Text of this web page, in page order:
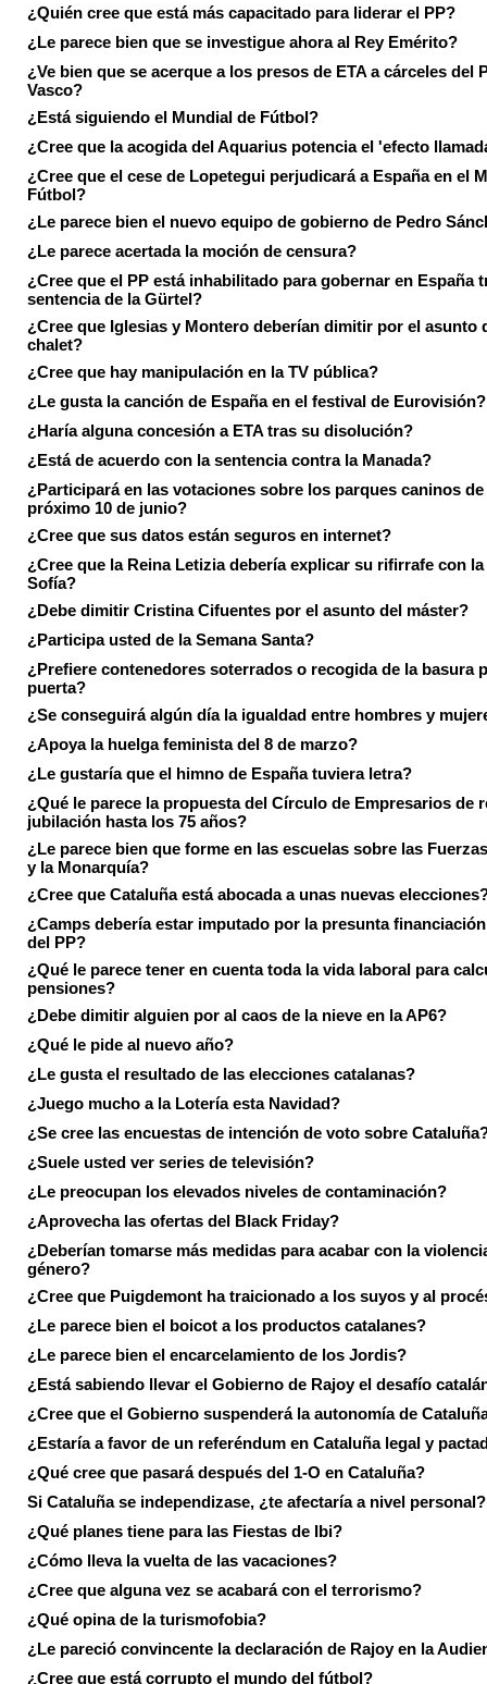
¿Quién cree que está más capacitado para liderar el PP?
¿Le parece bien que se investigue ahora al Rey Emérito?
¿Ve bien que se acerque a los presos de ETA a cárceles del
Vasco?
¿Está siguiendo el Mundial de Fútbol?
¿Cree que la acogida del Aquarius potencia el 'efecto
¿Cree que el cese de Lopetegui perjudicará a España en el
Fútbol?
¿Le parece bien el nuevo equipo de gobierno de Pedro
¿Le parece acertada la moción de censura?
¿Cree que el PP está inhabilitado para gobernar en España
sentencia de la Gürtel?
¿Cree que Iglesias y Montero deberían dimitir por el asunto
chalet?
¿Cree que hay manipulación en la TV pública?
¿Le gusta la canción de España en el festival de Eurovisión?
¿Haría alguna concesión a ETA tras su disolución?
¿Está de acuerdo con la sentencia contra la Manada?
¿Participará en las votaciones sobre los parques caninos de
próximo 10 de junio?
¿Cree que sus datos están seguros en internet?
¿Cree que la Reina Letizia debería explicar su rifirrafe con la
Sofía?
¿Debe dimitir Cristina Cifuentes por el asunto del máster?
¿Participa usted de la Semana Santa?
¿Prefiere contenedores soterrados o recogida de la basura
puerta?
¿Se conseguirá algún día la igualdad entre hombres y
¿Apoya la huelga feminista del 8 de marzo?
¿Le gustaría que el himno de España tuviera letra?
¿Qué le parece la propuesta del Círculo de Empresarios de
jubilación hasta los 75 años?
¿Le parece bien que forme en las escuelas sobre las
y la Monarquía?
¿Cree que Cataluña está abocada a unas nuevas
¿Camps debería estar imputado por la presunta
del PP?
¿Qué le parece tener en cuenta toda la vida laboral para
pensiones?
¿Debe dimitir alguien por al caos de la nieve en la AP6?
¿Qué le pide al nuevo año?
¿Le gusta el resultado de las elecciones catalanas?
¿Juego mucho a la Lotería esta Navidad?
¿Se cree las encuestas de intención de voto sobre
¿Suele usted ver series de televisión?
¿Le preocupan los elevados niveles de contaminación?
¿Aprovecha las ofertas del Black Friday?
¿Deberían tomarse más medidas para acabar con la
género?
¿Cree que Puigdemont ha traicionado a los suyos y al
¿Le parece bien el boicot a los productos catalanes?
¿Le parece bien el encarcelamiento de los Jordis?
¿Está sabiendo llevar el Gobierno de Rajoy el desafío
¿Cree que el Gobierno suspenderá la autonomía de
¿Estaría a favor de un referéndum en Cataluña legal y
¿Qué cree que pasará después del 1-O en Cataluña?
Si Cataluña se independizase, ¿te afectaría a nivel personal?
¿Qué planes tiene para las Fiestas de Ibi?
¿Cómo lleva la vuelta de las vacaciones?
¿Cree que alguna vez se acabará con el terrorismo?
¿Qué opina de la turismofobia?
¿Le pareció convincente la declaración de Rajoy en la
¿Cree que está corrupto el mundo del fútbol?